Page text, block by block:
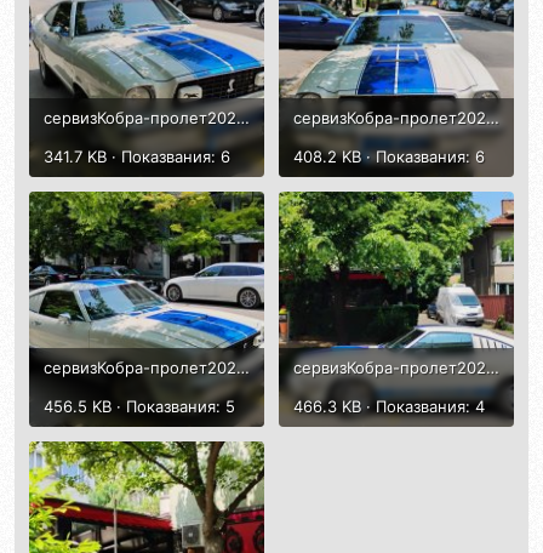
сервизКобра-пролет2025-6.jpg
341.7 KB · Показвания: 6
сервизКобра-пролет2025-9.jpg
408.2 KB · Показвания: 6
сервизКобра-пролет2025-8.jpg
456.5 KB · Показвания: 5
сервизКобра-пролет2025-7.jpg
466.3 KB · Показвания: 4